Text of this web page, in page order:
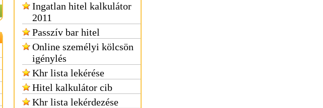
Ingatlan hitel kalkulátor
2011
Passzív bar hitel
Online személyi kölcsön
igénylés
Khr lista lekérése
Hitel kalkulátor cib
Khr lista lekérdezése